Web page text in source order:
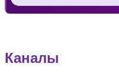
Каналы